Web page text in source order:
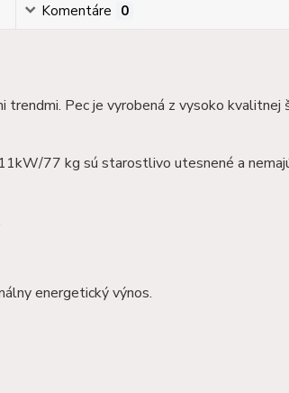
Komentáre 0
Pec je vyrobená z vysoko kvalitnej
77 kg sú starostlivo utesnené a
energetický výnos.